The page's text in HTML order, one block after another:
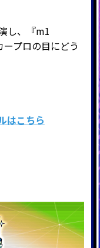
し、『m1
プロの目にどう
はこちら